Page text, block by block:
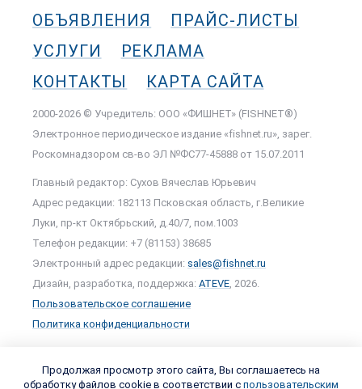
ОБЪЯВЛЕНИЯ
ПРАЙС-ЛИСТЫ
УСЛУГИ
РЕКЛАМА
КОНТАКТЫ
КАРТА САЙТА
2000-2026 © Учредитель: ООО «ФИШНЕТ» (FISHNET®)
Электронное периодическое издание «fishnet.ru», зарег.
Роскомнадзором cв-во ЭЛ №ФС77-45888 от 15.07.2011
Главный редактор: Сухов Вячеслав Юрьевич
Адрес редакции: 182113 Псковская область, г.Великие
Луки, пр-кт Октябрьский, д.40/7, пом.1003
Телефон редакции: +7 (81153) 38685
Электронный адрес редакции: sales@fishnet.ru
Дизайн, разработка, поддержка: ATEVE , 2026.
Пользовательское соглашение
Политика конфиденциальности
Продолжая просмотр этого сайта, Вы соглашаетесь на
обработку файлов cookie в соответствии с пользовательским